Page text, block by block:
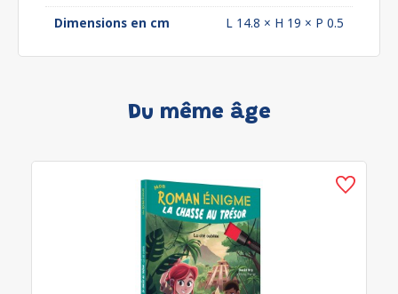
Dimensions en cm
L 14.8 × H 19 × P 0.5
Du même âge